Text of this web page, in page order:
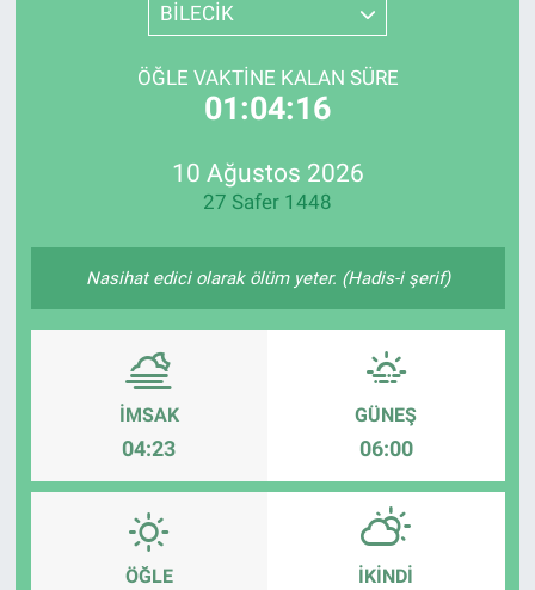
BİLECİK
ÖĞLE VAKTINE KALAN SÜRE
01:04:15
10 Ağustos 2026
27 Safer 1448
Nasihat edici olarak ölüm yeter. (Hadis-i şerif)
İMSAK
04:23
GÜNEŞ
06:00
ÖĞLE İKINDI
İnşaat ve Malzeme
HaberOrtak
Enerjisini Üreten Fabrikalar
Endüstri 4.0 Uygulamaları
Ağır Sanayi Çözümleri